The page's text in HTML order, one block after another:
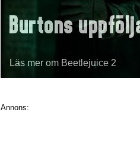
Burtons
Läs mer om Beetlejuice 2
Annons: